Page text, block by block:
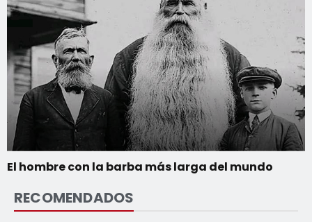
El hombre con la barba más larga del mundo
RECOMENDADOS